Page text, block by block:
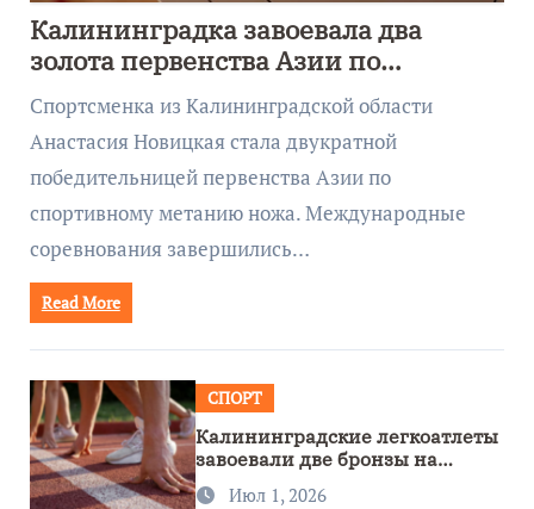
Калининградка завоевала два
золота первенства Азии по
метанию ножа
Спортсменка из Калининградской области
Анастасия Новицкая стала двукратной
победительницей первенства Азии по
спортивному метанию ножа. Международные
соревнования завершились…
Read More
СПОРТ
Калининградские легкоатлеты
завоевали две бронзы на
первенстве России
Июл 1, 2026